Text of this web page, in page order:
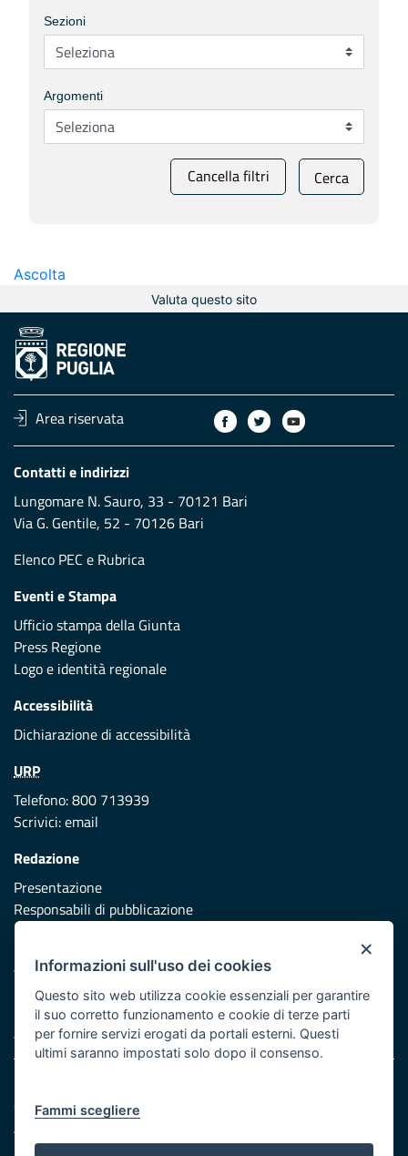
Sezioni
Argomenti
Cancella filtri Cerca
Ascolta
Valuta questo sito
Area riservata
Contatti e indirizzi
Lungomare N. Sauro, 33 - 70121 Bari
Via G. Gentile, 52 - 70126 Bari
Elenco PEC e Rubrica
Eventi e Stampa
Ufficio stampa della Giunta
Press Regione
Logo e identità regionale
Accessibilità
Dichiarazione di accessibilità
URP
Telefono: 800 713939
Scrivici:email
Redazione
Presentazione
Responsabili di pubblicazione
Vai al sito di Protezione Civile Puglia
Iniziativa finanziata con risorse del POR Puglia 2014/2020 -
Asse XI
Cookie e privacy
Atti di notifica
Feed RSS
×
Informazioni sull'uso dei cookies
Questo sito web utilizza cookie essenziali per garantire
il suo corretto funzionamento e cookie di terze parti
per fornire servizi erogati da portali esterni. Questi
ultimi saranno impostati solo dopo il consenso.
Fammi scegliere